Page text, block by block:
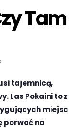
Tam
tajemnicą,
Las Pokaini to z
miejsc
porwać na